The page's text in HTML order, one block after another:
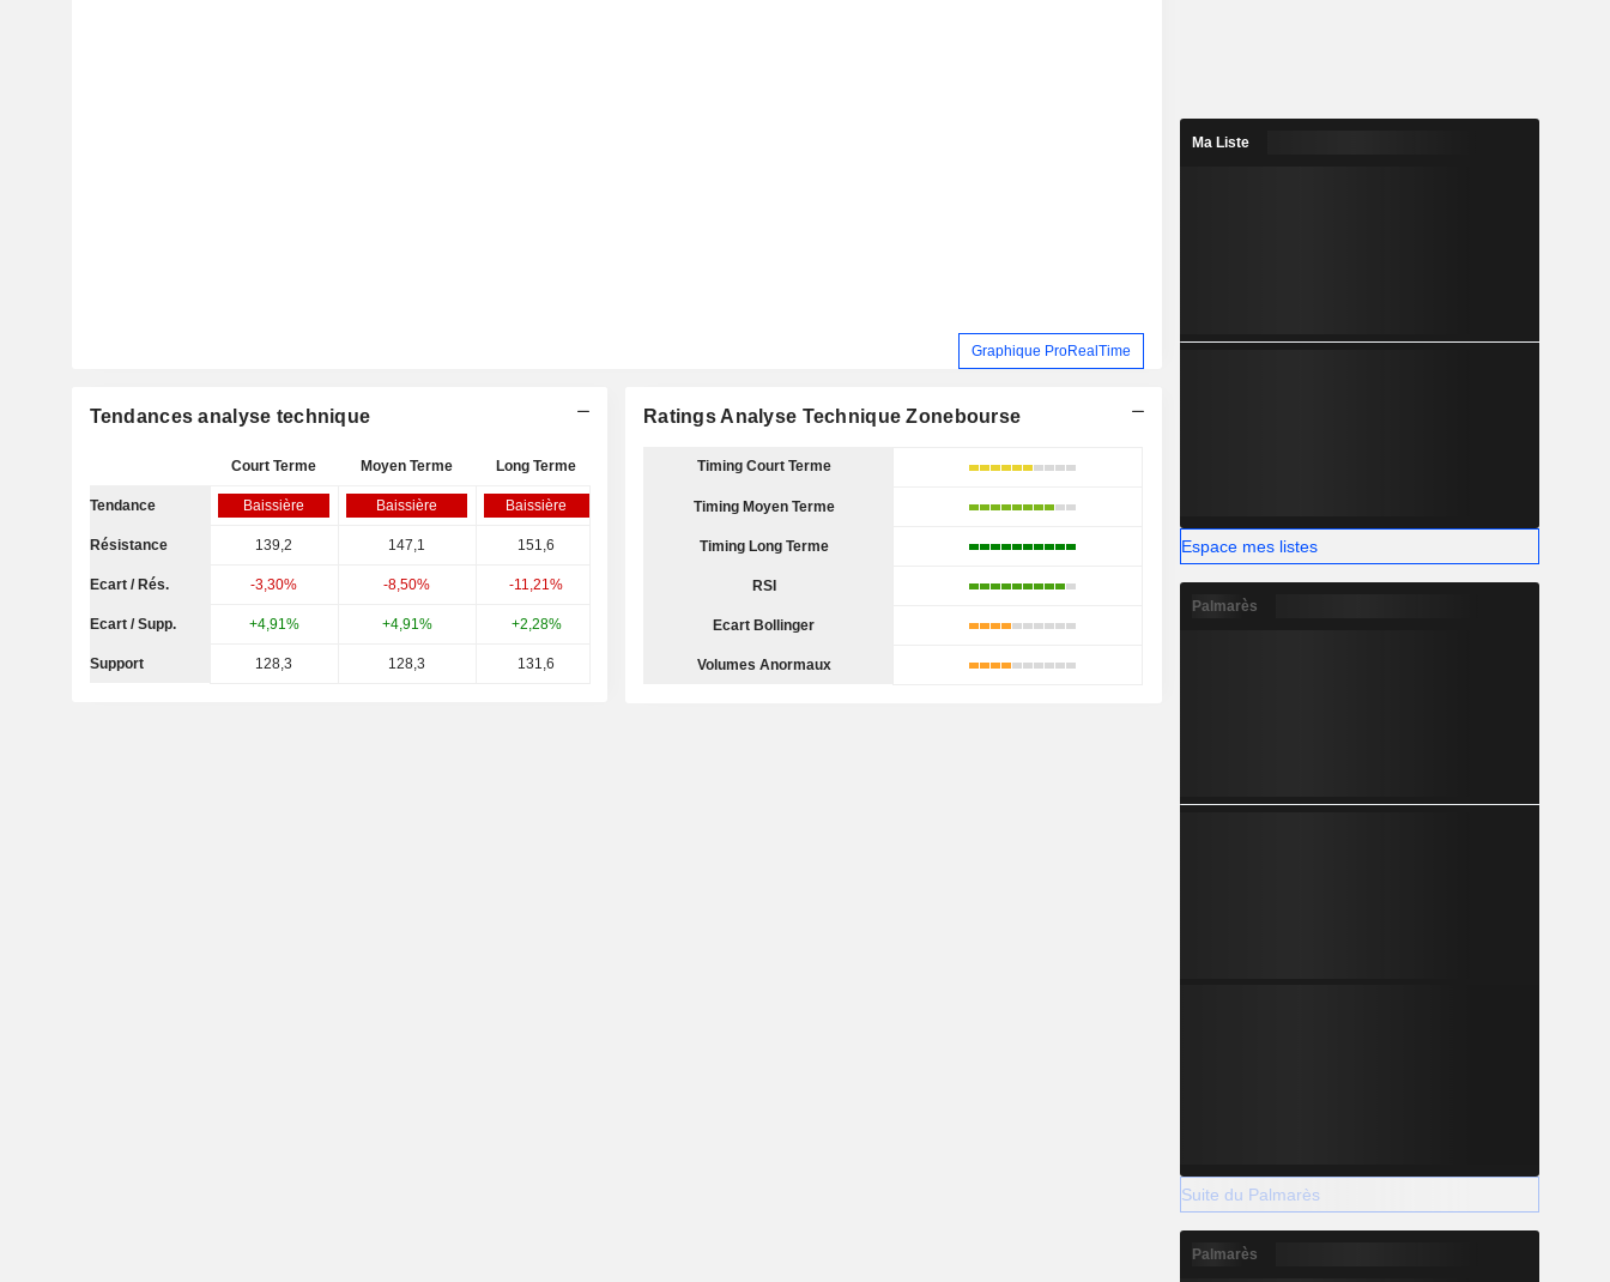
Graphique ProRealTime
Tendances analyse technique
Court Terme Moyen Terme Long Terme
Tendance Baissière Baissière Baissière
Résistance 139,2 147,1 151,6
Ecart / Rés. -3,30% -8,50% -11,21%
Ecart / Supp. +4,91% +4,91% +2,28%
Support 128,3 128,3 131,6
Ratings Analyse Technique Zonebourse
Timing Court Terme
Timing Moyen Terme
Timing Long Terme
RSI
Ecart Bollinger
Volumes Anormaux
Ma Liste
Espace mes listes
Palmarès
Suite du Palmarès
Palmarès